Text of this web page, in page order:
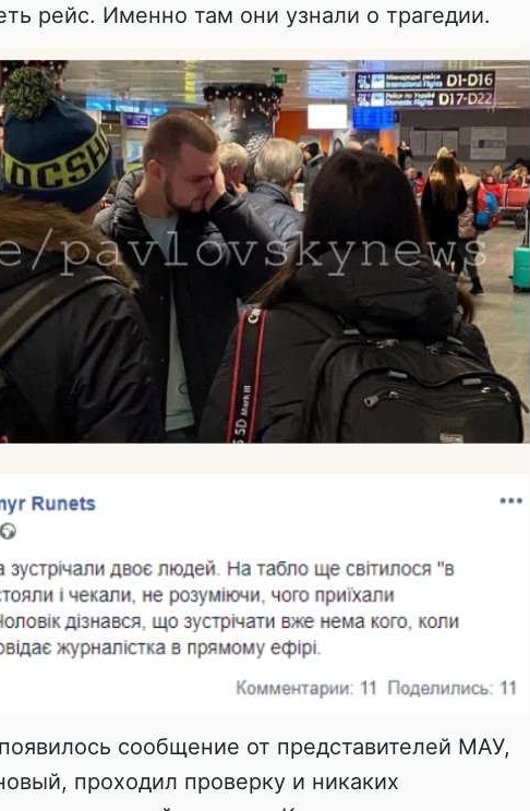
рейс. Именно там они узнали о трагедии.
сообщение от представителей МАУ,
проходил проверку и никаких